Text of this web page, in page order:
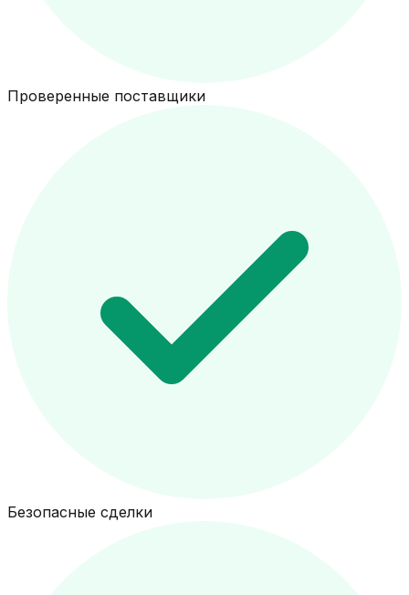
Проверенные поставщики
Безопасные сделки